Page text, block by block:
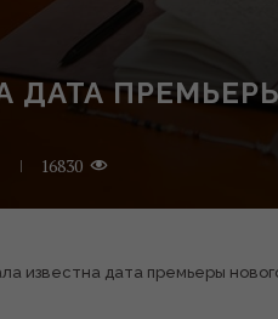
ДАТА
16830
известна дата премьеры